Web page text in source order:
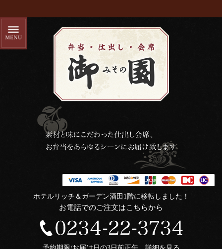
ホテルリッチ＆ガーデン酒田1階に移転しました！
お電話でのご注文はこちらから